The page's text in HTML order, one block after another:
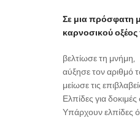
Σε μια πρόσφατη
καρνοσικού οξέος
βελτίωσε τη μνήμη,
αύξησε τον αριθμό
μείωσε τις
Ελπίδες για
Υπάρχουν ελπίδες